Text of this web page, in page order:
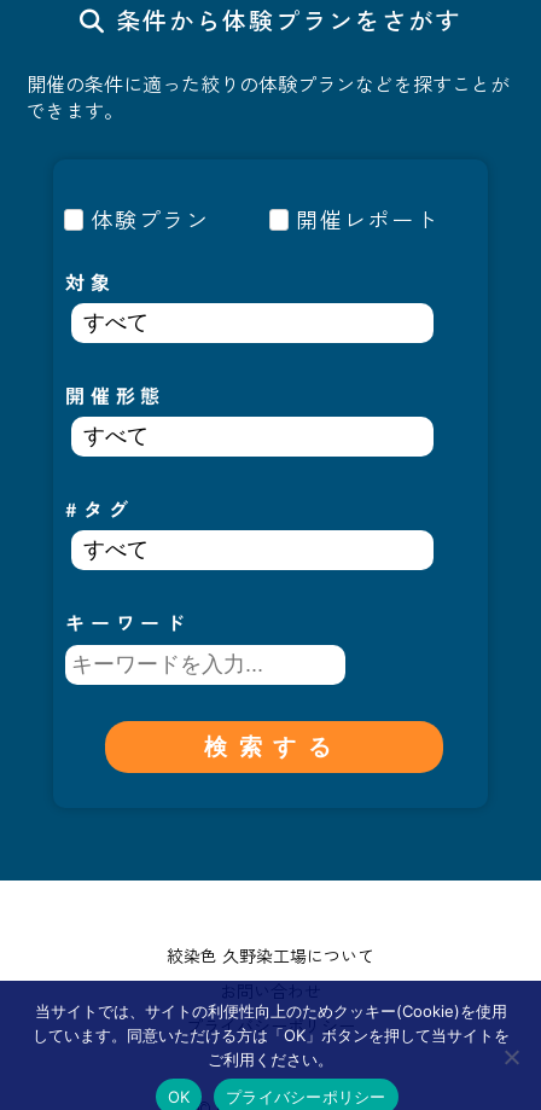
条件から体験プランをさがす
開催の条件に適った絞りの体験プランなどを探すことが
できます。
体験プラン 開催レポート
対象
開催形態
#タグ
キーワード
絞染色 久野染工場について
お問い合わせ
プライバシーポリシー
当サイトでは、サイトの利便性向上のためクッキー(Cookie)を使用
しています。同意いただける方は「OK」ボタンを押して当サイトを
ご利用ください。
OK
プライバシーポリシー